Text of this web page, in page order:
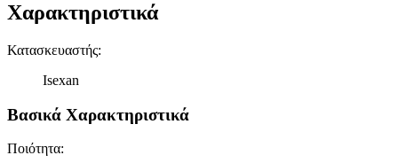
Χαρακτηριστικά
Κατασκευαστής:
Isexan
Βασικά Χαρακτηριστικά
Ποιότητα: